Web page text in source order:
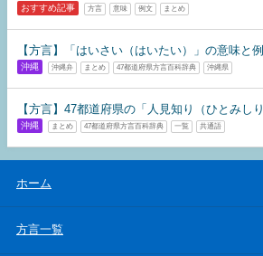
おすすめ記事 方言 意味 例文 まとめ
【方言】​​「はいさい（はいたい）」の意味と
沖縄 沖縄弁 まとめ 47都道府県方言百科辞典 沖縄県
【方言】47都道府県の「人見知り（ひとみし
沖縄 まとめ 47都道府県方言百科辞典 一覧 共通語
ホーム
方言一覧